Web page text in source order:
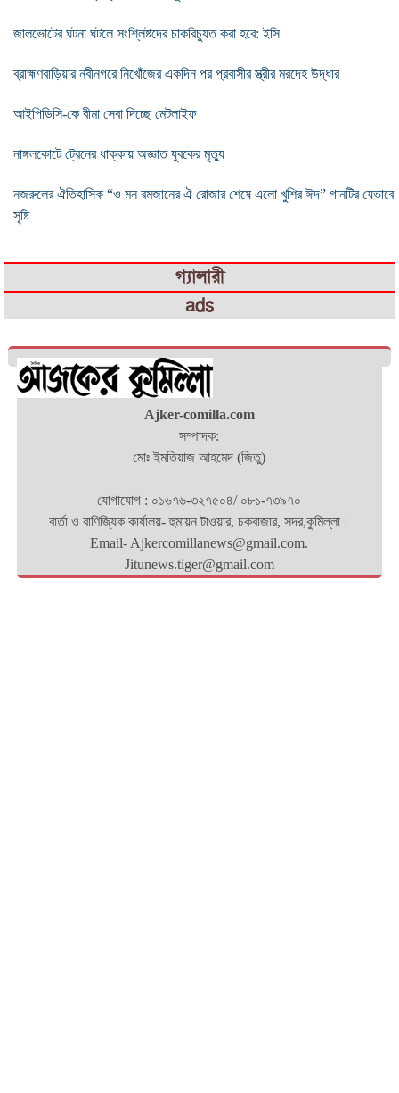
জালভোটের ঘটনা ঘটলে সংশ্লিষ্টদের চাকরিচ্যুত করা হবে: ইসি
ব্রাহ্মণবাড়িয়ার নবীনগরে নিখোঁজের একদিন পর প্রবাসীর স্ত্রীর মরদেহ উদ্ধার
আইপিডিসি-কে বীমা সেবা দিচ্ছে মেটলাইফ
নাঙ্গলকোটে ট্রেনের ধাক্কায় অজ্ঞাত যুবকের মৃত্যু
নজরুলের ঐতিহাসিক “ও মন রমজানের ঐ রোজার শেষে এলো খুশির ঈদ” গানটির যেভাবে
সৃষ্টি
গ্যালারী
ads
Ajker-comilla.com
সম্পাদক:
মোঃ ইমতিয়াজ আহমেদ (জিতু)
যোগাযোগ : ০১৬৭৬-৩২৭৫০৪/ ০৮১-৭৩৯৭০
বার্তা ও বাণিজ্যিক কার্যালয়- হুমায়ন টাওয়ার, চকবাজার, সদর,কুমিল্লা।
Email- Ajkercomillanews@gmail.com.
Jitunews.tiger@gmail.com